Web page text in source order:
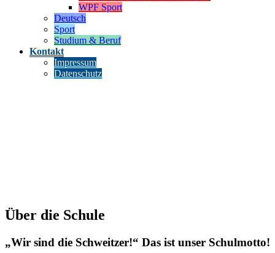
WPF Sport
Deutsch
Sport
Studium & Beruf
Kontakt
Impressum
Datenschutz
Über die Schule
„Wir sind die Schweitzer!“ Das ist unser Schulmotto!